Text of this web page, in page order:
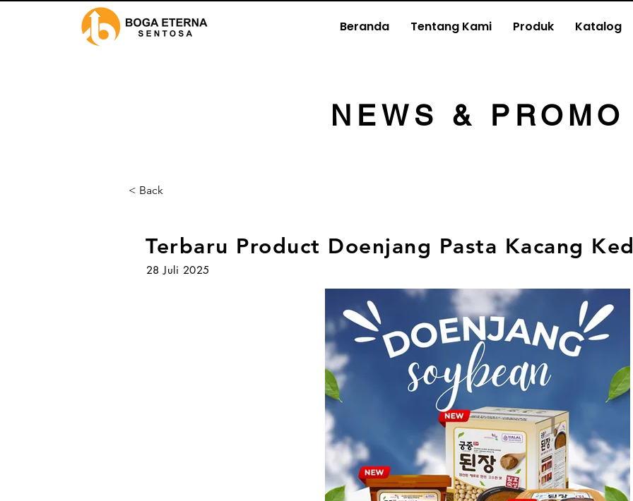
Beranda Tentang Kami Produk Katalog
NEWS & PROMO
< Back
Terbaru Product Doenjang Pasta Kacang
28 Juli 2025